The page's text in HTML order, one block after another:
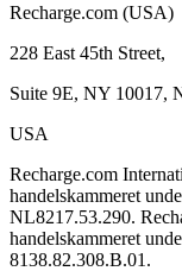
Recharge.com (USA)
228 East 45th Street,
Suite 9E, NY 10017,
USA
Recharge.com
handelskammeret
NL8217.53.290.
handelskammeret
8138.82.308.B.01.